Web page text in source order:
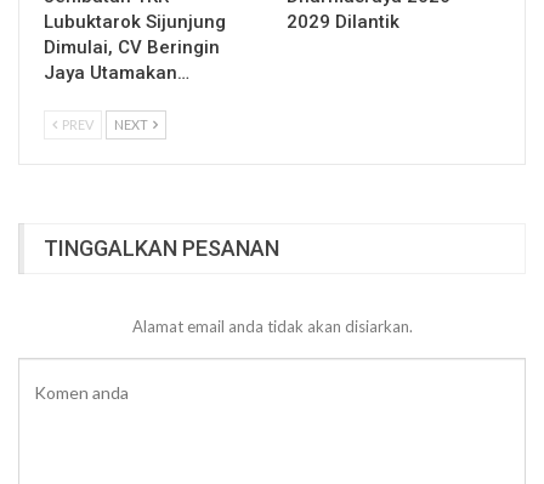
Lubuktarok Sijunjung
Dimulai, CV Beringin
Jaya Utamakan…
2029 Dilantik
PREV NEXT
TINGGALKAN PESANAN
Alamat email anda tidak akan disiarkan.